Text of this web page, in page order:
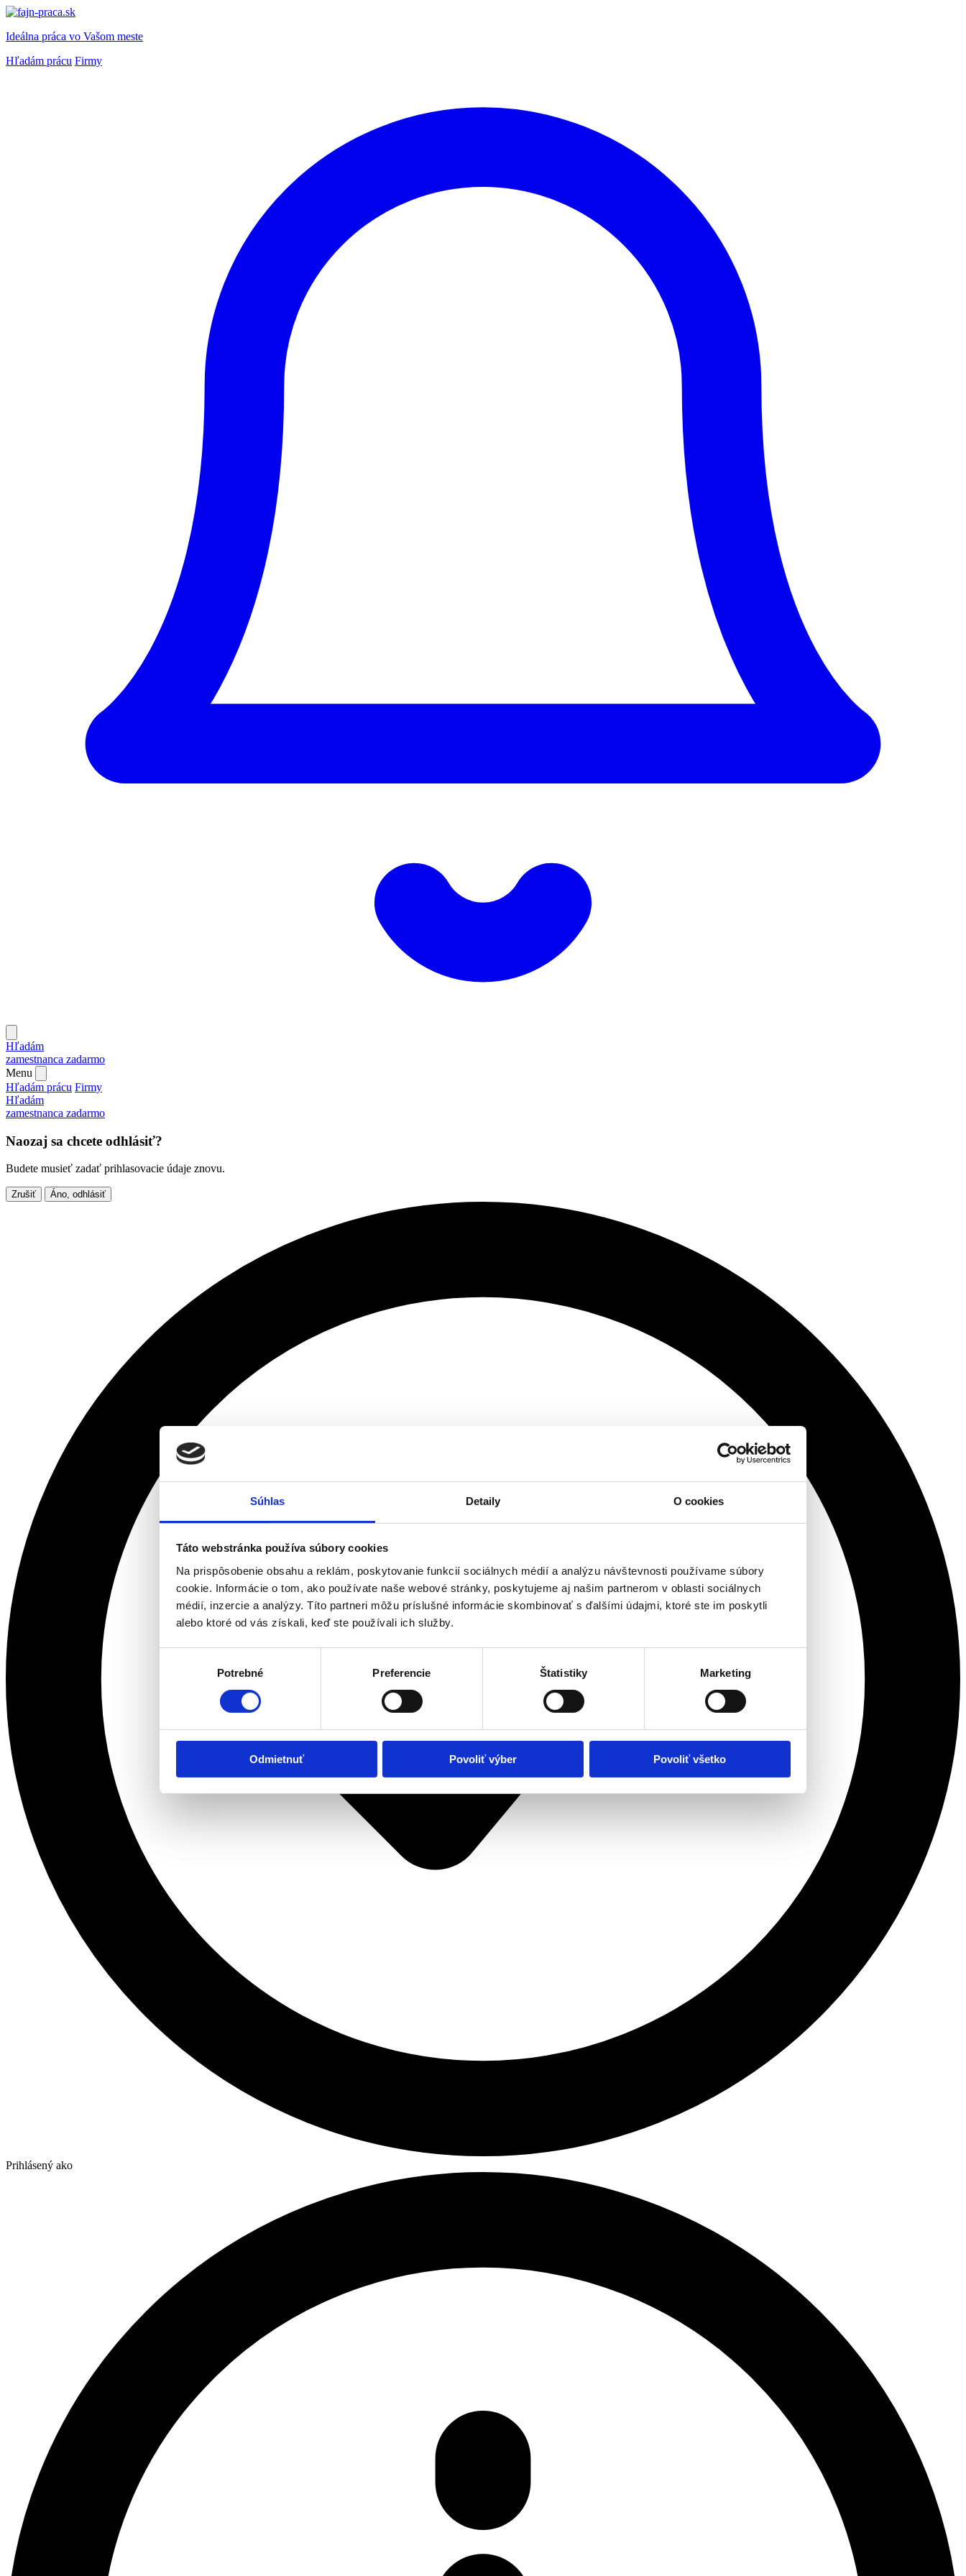
Súhlas Detaily O cookies
Táto webstránka používa súbory cookies
Na prispôsobenie obsahu a reklám, poskytovanie funkcií sociálnych médií a analýzu návštevnosti používame súbory
cookie. Informácie o tom, ako používate naše webové stránky, poskytujeme aj našim partnerom v oblasti sociálnych
médií, inzercie a analýzy. Títo partneri môžu príslušné informácie skombinovať s ďalšími údajmi, ktoré ste im poskytli
alebo ktoré od vás získali, keď ste používali ich služby.
Potrebné Preferencie Štatistiky Marketing
Odmietnuť Povoliť výber Povoliť všetko
Ideálna práca vo Vašom meste
Hľadám prácu Firmy
Hľadám
zamestnanca zadarmo
Menu
Hľadám prácu Firmy
Hľadám
zamestnanca zadarmo
Naozaj sa chcete odhlásiť?
Budete musieť zadať prihlasovacie údaje znovu.
Zrušiť Áno, odhlásiť
Prihlásený ako